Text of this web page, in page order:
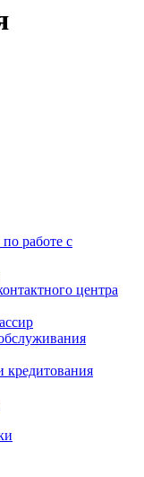
работе с
центра
кредитования